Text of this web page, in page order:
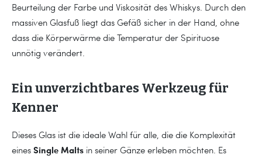
Beurteilung der Farbe und Viskosität des Whiskys. Durch den
massiven Glasfuß liegt das Gefäß sicher in der Hand, ohne
dass die Körperwärme die Temperatur der Spirituose
unnötig verändert.
Ein unverzichtbares Werkzeug für
Kenner
Dieses Glas ist die ideale Wahl für alle, die die Komplexität
eines Single Malts in seiner Gänze erleben möchten. Es